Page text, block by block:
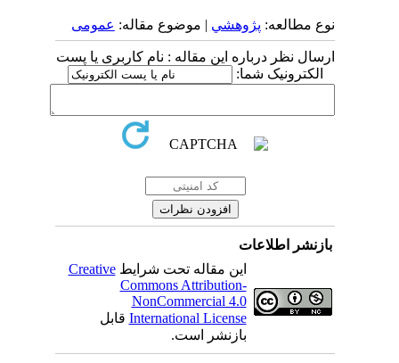
نوع مطالعه:پژوهشي| موضوع مقاله:عمومى
ارسال نظر درباره این مقاله : نام کاربری یا پست
الکترونیک شما:
بازنشر اطلاعات
این مقاله تحت شرایطCreative
Commons Attribution-
NonCommercial 4.0
International Licenseقابل
بازنشر است.